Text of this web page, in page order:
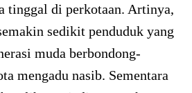
tinggal di perkotaan. Artinya,
sedikit penduduk yang
muda berbondong-
mengadu nasib. Sementara